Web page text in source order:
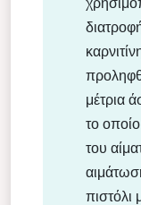
μέτρια
το
του